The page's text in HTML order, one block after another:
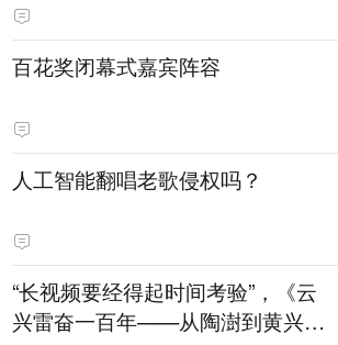
百花奖闭幕式嘉宾阵容
人工智能翻唱老歌侵权吗？
“长视频要经得起时间考验”，《云
兴雷奋一百年——从陶澍到黄兴》